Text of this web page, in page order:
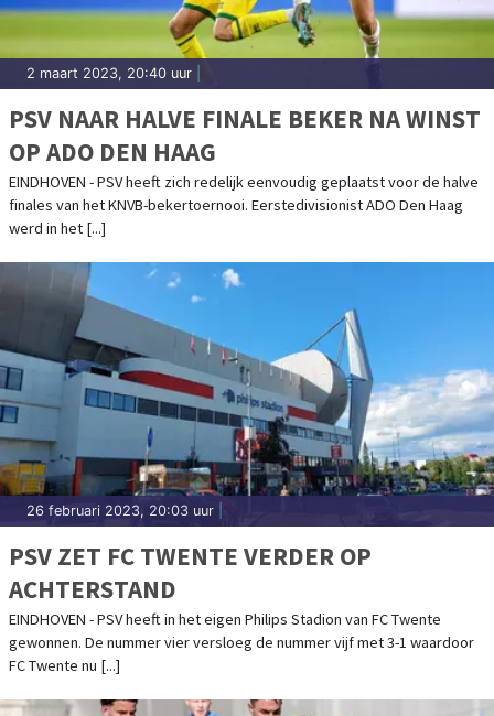
2 maart 2023, 20:40 uur
PSV NAAR HALVE FINALE BEKER NA WINST
OP ADO DEN HAAG
EINDHOVEN - PSV heeft zich redelijk eenvoudig geplaatst voor de halve
finales van het KNVB-bekertoernooi. Eerstedivisionist ADO Den Haag
werd in het [...]
26 februari 2023, 20:03 uur
PSV ZET FC TWENTE VERDER OP
ACHTERSTAND
EINDHOVEN - PSV heeft in het eigen Philips Stadion van FC Twente
gewonnen. De nummer vier versloeg de nummer vijf met 3-1 waardoor
FC Twente nu [...]